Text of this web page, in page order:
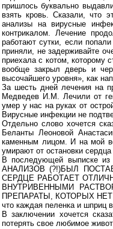
пришлось буквально
взять кровь. Сказали, что
анализы на вирусные
контрикалом. Лечение
работают сутки, если
приняли, не задерживайте
приехала с котом, которому
вообще закрыл дверь и
высочайшего уровня», как
За шесть дней лечения на
Медведев И.М. Лечили от
умер у нас на руках от
Вирусные инфекции не
Отдельно слово хочется
Беланты Леоновой
каменным лицом. И на мой
умирают от остановки
В последующей выписке
АНАЛИЗОВ (?!)БЫЛ
СЕРДЦЕ РАБОТАЕТ
ВНУТРИВЕННЫМИ
ПРЕПАРАТЫ, КОТОРЫХ НЕТ
что каждая пеленка и шприц
В заключении хочется
потерять свое любимое